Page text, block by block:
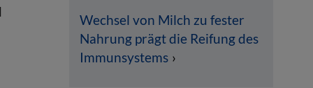
Wechsel von Milch zu fester
Nahrung prägt die Reifung des
Immunsystems